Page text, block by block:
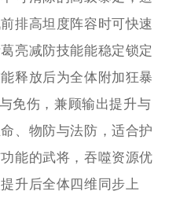
排高坦度阵容时可快速
亮减防技能能稳定锁定
释放后为全体附加狂暴
免伤，兼顾输出提升与
、物防与法防，适合护
能的武将，吞噬资源优
升后全体四维同步上